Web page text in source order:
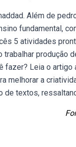
Além de
fundamental,
5 atividades
trabalhar produção
fazer? Leia o
melhorar a
de textos,